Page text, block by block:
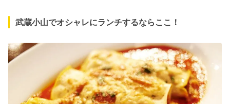
武蔵小山でオシャレにランチするならここ！